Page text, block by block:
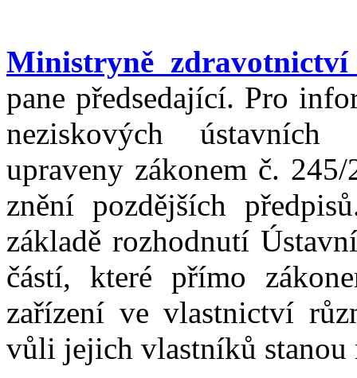
Ministryně
pane předsedající. Pro
neziskových
upraveny zákonem č.
znění pozdějších
základě rozhodnutí
částí, které přímo
zařízení ve vlastnictví
vůli jejich vlastníků